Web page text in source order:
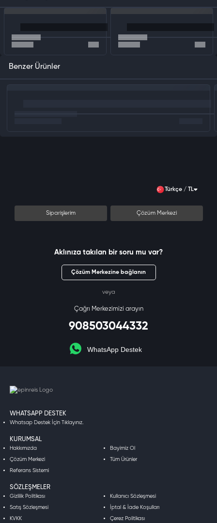
Benzer Ürünler
Türkçe / TL
Siparişlerim Çözüm Merkezi
Aklınıza takılan bir soru mu var?
Çözüm Merkezine bağlanın
veya
Çağrı Merkezimizi arayın
908503044332
WhatsApp Destek
WHATSAPP DESTEK
Whatsap Destek İçin Tıklayınız.
KURUMSAL
Hakkımızda Bayimiz Ol
Çözüm Merkezi Tüm Ürünler
Referans Sistemi
SÖZLEŞMELER
Gizlilik Politikası Kullanıcı Sözleşmesi
Satış Sözleşmesi İptal & İade Koşulları
KVKK Çerez Politikası